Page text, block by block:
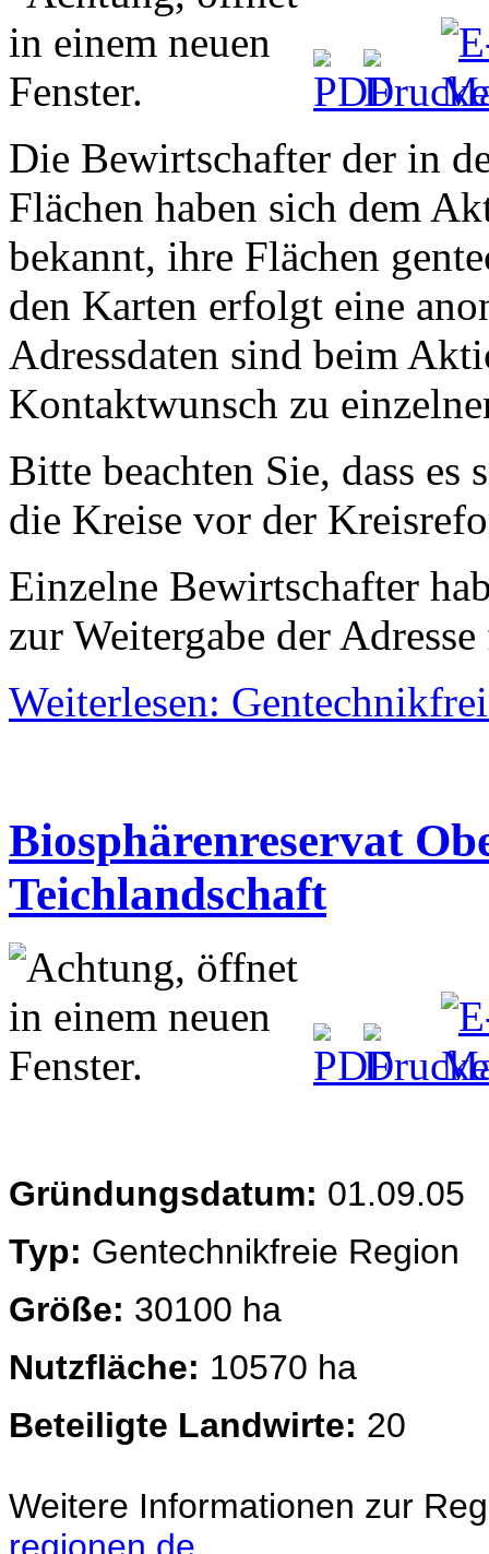
Die Bewirtschafter der in
Flächen haben sich dem
bekannt, ihre Flächen
den Karten erfolgt eine
Adressdaten sind beim
Kontaktwunsch zu
Bitte beachten Sie, dass
die Kreise vor der
Einzelne Bewirtschafter
zur Weitergabe der
Weiterlesen:
Biosphärenreservat
Teichlandschaft
Gründungsdatum: 01.09.05
Typ: Gentechnikfreie Region
Größe: 30100 ha
Nutzfläche: 10570 ha
Beteiligte Landwirte: 20
Weitere Informationen zur